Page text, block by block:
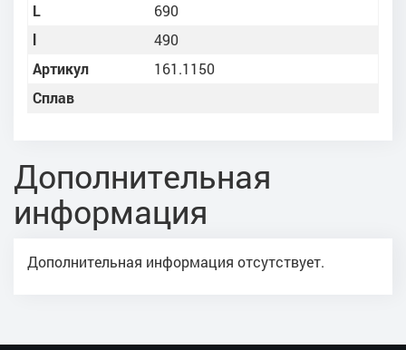
L
690
l
490
Артикул
161.1150
Сплав
Дополнительная
информация
Дополнительная информация отсутствует.